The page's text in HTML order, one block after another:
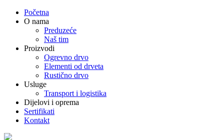
Početna
O nama
Preduzeće
Naš tim
Proizvodi
Ogrevno drvo
Elementi od drveta
Rustično drvo
Usluge
Transport i logistika
Dijelovi i oprema
Sertifikati
Kontakt